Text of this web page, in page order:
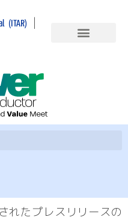
(ITAR) |
れたプレスリリースの